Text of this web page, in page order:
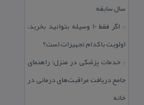
سال سابقه
::
اگر فقط 10 وسیله بتوانید بخرید،
اولویت با كدام تجهیزات است؟
:: خدمات پزشكی در منزل؛ راهنمای
جامع دریافت مراقبت‌های درمانی در
خانه